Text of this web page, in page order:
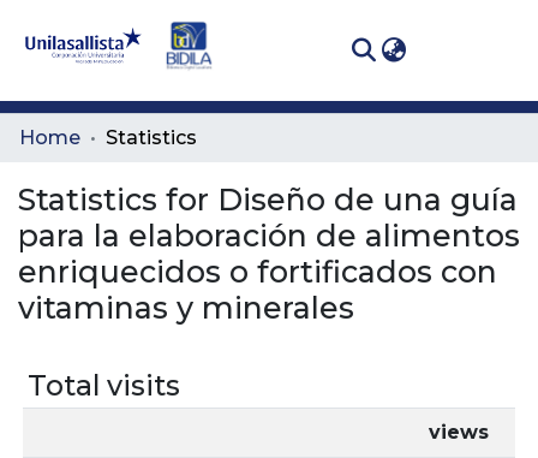
Communities
All of DSpace
Home Statistics
Statistics for Diseño de una guía
para la elaboración de alimentos
enriquecidos o fortificados con
vitaminas y minerales
Total visits
views